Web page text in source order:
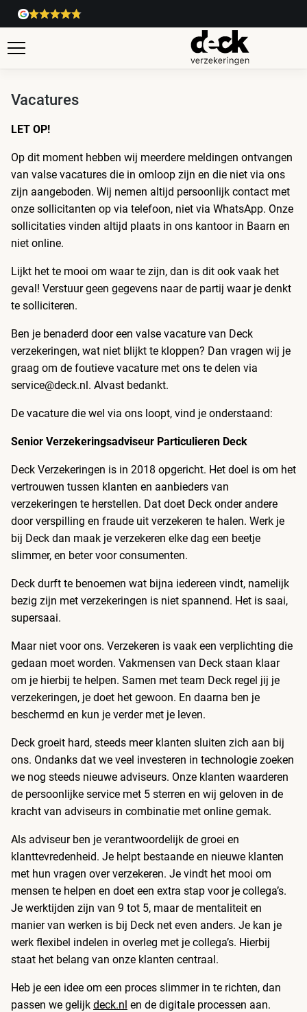
Vacatures
LET OP!
Op dit moment hebben wij meerdere meldingen ontvangen
van valse vacatures die in omloop zijn en die niet via ons
zijn aangeboden. Wij nemen altijd persoonlijk contact met
onze sollicitanten op via telefoon, niet via WhatsApp. Onze
sollicitaties vinden altijd plaats in ons kantoor in Baarn en
niet online.
Lijkt het te mooi om waar te zijn, dan is dit ook vaak het
geval! Verstuur geen gegevens naar de partij waar je denkt
te solliciteren.
Ben je benaderd door een valse vacature van Deck
verzekeringen, wat niet blijkt te kloppen? Dan vragen wij je
graag om de foutieve vacature met ons te delen via
service@deck.nl. Alvast bedankt.
De vacature die wel via ons loopt, vind je onderstaand:
Senior Verzekeringsadviseur Particulieren Deck
Deck Verzekeringen is in 2018 opgericht. Het doel is om het
vertrouwen tussen klanten en aanbieders van
verzekeringen te herstellen. Dat doet Deck onder andere
door verspilling en fraude uit verzekeren te halen. Werk je
bij Deck dan maak je verzekeren elke dag een beetje
slimmer, en beter voor consumenten.
Deck durft te benoemen wat bijna iedereen vindt, namelijk
bezig zijn met verzekeringen is niet spannend. Het is saai,
supersaai.
Maar niet voor ons. Verzekeren is vaak een verplichting die
gedaan moet worden. Vakmensen van Deck staan klaar
om je hierbij te helpen. Samen met team Deck regel jij je
verzekeringen, je doet het gewoon. En daarna ben je
beschermd en kun je verder met je leven.
Deck groeit hard, steeds meer klanten sluiten zich aan bij
ons. Ondanks dat we veel investeren in technologie zoeken
we nog steeds nieuwe adviseurs. Onze klanten waarderen
de persoonlijke service met 5 sterren en wij geloven in de
kracht van adviseurs in combinatie met online gemak.
Als adviseur ben je verantwoordelijk de groei en
klanttevredenheid. Je helpt bestaande en nieuwe klanten
met hun vragen over verzekeren. Je vindt het mooi om
mensen te helpen en doet een extra stap voor je collega’s.
Je werktijden zijn van 9 tot 5, maar de mentaliteit en
manier van werken is bij Deck net even anders. Je kan je
werk flexibel indelen in overleg met je collega’s. Hierbij
staat het belang van onze klanten centraal.
Heb je een idee om een proces slimmer in te richten, dan
passen we gelijk deck.nl en de digitale processen aan.